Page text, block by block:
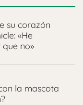
su corazón
«He
no»
la mascota